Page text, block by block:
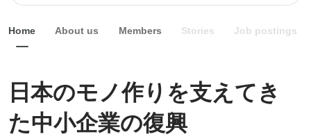
Home About us Members Stories Job postings
日本のモノ作りを支えてき
た中小企業の復興